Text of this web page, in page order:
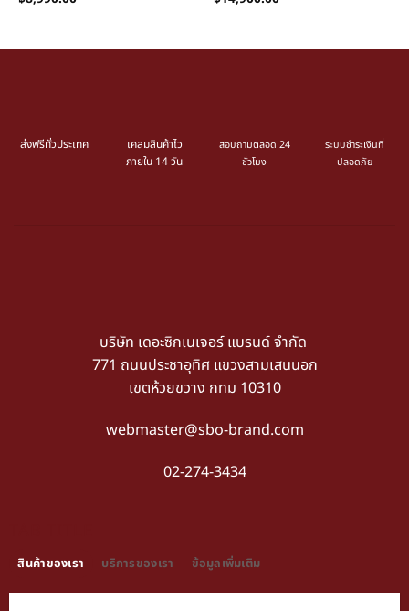
ส่งฟรีทั่วประเทศ
เคลมสินค้าไว
ภายใน 14 วัน
สอบถามตลอด 24
ชั่วโมง
ระบบชำระเงินที่
ปลอดภัย
บริษัท เดอะซิกเนเจอร์ แบรนด์ จำกัด
771 ถนนประชาอุทิศ แขวงสามเสนนอก
เขตห้วยขวาง กทม 10310
webmaster@sbo-brand.com
02-274-3434
สินค้าของเรา บริการของเรา ข้อมูลเพิ่มเติม